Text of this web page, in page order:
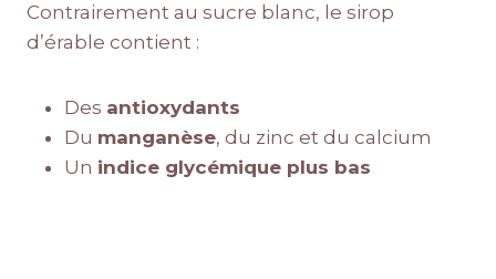
Contrairement au sucre blanc, le sirop
d’érable contient :
Des antioxydants
Du manganèse, du zinc et du calcium
Un indice glycémique plus bas